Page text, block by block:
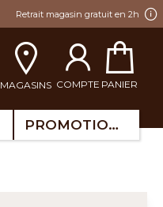
Retrait magasin gratuit en 2h
MAGASINS COMPTE PANIER
PROMOTIONS